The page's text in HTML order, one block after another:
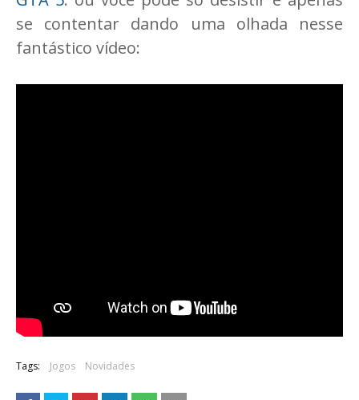
se contentar dando uma olhada nesse
fantástico vídeo:
Tags: Jogos Novidades